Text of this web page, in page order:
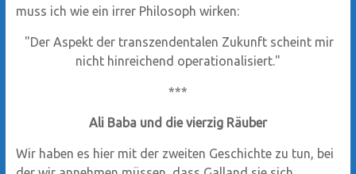
muss ich wie ein irrer Philosoph wirken:
"Der Aspekt der transzendentalen Zukunft scheint mir
nicht hinreichend operationalisiert."
***
Ali Baba und die vierzig Räuber
Wir haben es hier mit der zweiten Geschichte zu tun, bei